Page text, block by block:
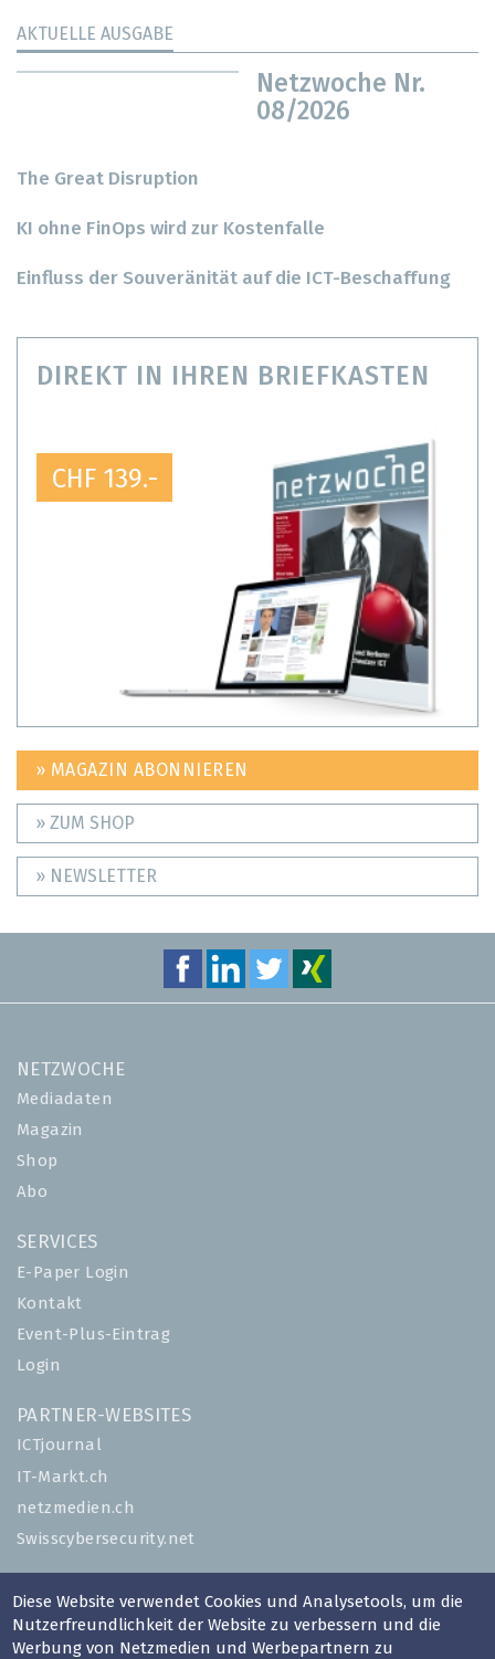
AKTUELLE AUSGABE
Netzwoche Nr.
08/2026
The Great Disruption
KI ohne FinOps wird zur Kostenfalle
Einfluss der Souveränität auf die ICT-Beschaffung
DIREKT IN IHREN BRIEFKASTEN
CHF 139.-
» MAGAZIN ABONNIEREN
» ZUM SHOP
» NEWSLETTER
NETZWOCHE
Mediadaten
Magazin
Shop
Abo
SERVICES
E-Paper Login
Kontakt
Event-Plus-Eintrag
Login
PARTNER-WEBSITES
ICTjournal
IT-Markt.ch
netzmedien.ch
Swisscybersecurity.net
Impressum
AGB
Diese Website verwendet Cookies und Analysetools, um die
Nutzerfreundlichkeit der Website zu verbessern und die
Werbung von Netzmedien und Werbepartnern zu